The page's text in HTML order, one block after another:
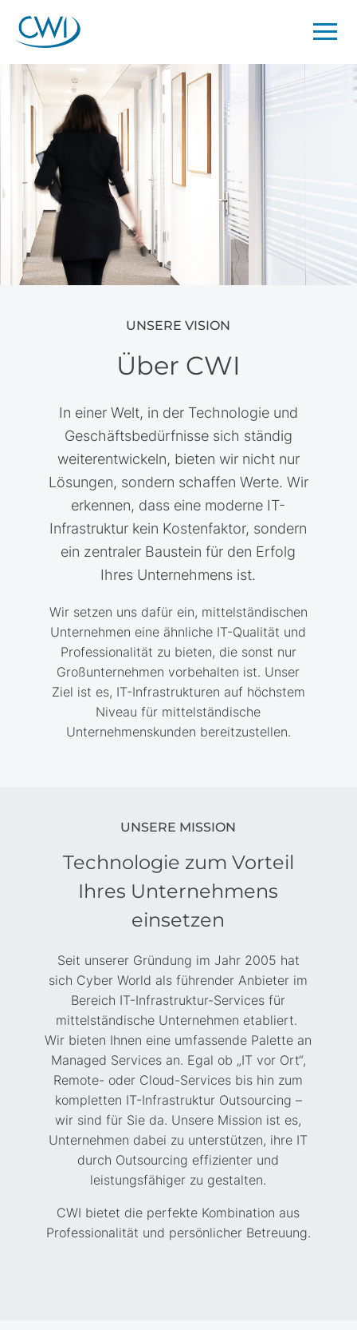
UNSERE VISION
Über CWI
In einer Welt, in der Technologie und
Geschäftsbedürfnisse sich ständig
weiterentwickeln, bieten wir nicht nur
Lösungen, sondern schaffen Werte. Wir
erkennen, dass eine moderne IT-
Infrastruktur kein Kostenfaktor, sondern
ein zentraler Baustein für den Erfolg
Ihres Unternehmens ist.
Wir setzen uns dafür ein, mittelständischen
Unternehmen eine ähnliche IT-Qualität und
Professionalität zu bieten, die sonst nur
Großunternehmen vorbehalten ist. Unser
Ziel ist es, IT-Infrastrukturen auf höchstem
Niveau für mittelständische
Unternehmenskunden bereitzustellen.
UNSERE MISSION
Technologie zum Vorteil
Ihres Unternehmens
einsetzen
Seit unserer Gründung im Jahr 2005 hat
sich Cyber World als führender Anbieter im
Bereich IT-Infrastruktur-Services für
mittelständische Unternehmen etabliert.
Wir bieten Ihnen eine umfassende Palette an
Managed Services an. Egal ob „IT vor Ort“,
Remote- oder Cloud-Services bis hin zum
kompletten IT-Infrastruktur Outsourcing –
wir sind für Sie da. Unsere Mission ist es,
Unternehmen dabei zu unterstützen, ihre IT
durch Outsourcing effizienter und
leistungsfähiger zu gestalten.
CWI bietet die perfekte Kombination aus
Professionalität und persönlicher Betreuung.